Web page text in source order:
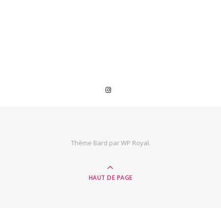
Thème Bard parWP Royal.
HAUT DE PAGE